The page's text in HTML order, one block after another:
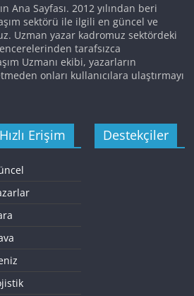
Ana Sayfası. 2012 yılından beri
sektörü ile ilgili en güncel ve
Uzman yazar kadromuz sektördeki
tarafsızca
Uzmanı ekibi, yazarların
onları kullanıcılara ulaştırmayı
Hızlı Erişim Destekçiler